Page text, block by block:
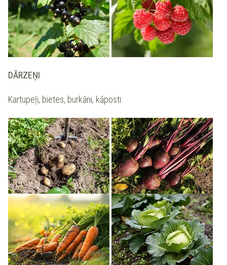
DĀRZEŅI
Kartupeļi, bietes, burkāni, kāposti.